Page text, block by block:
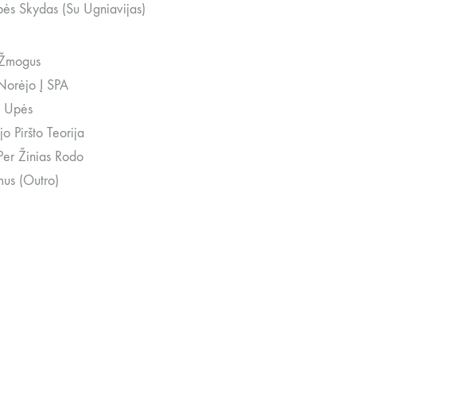
Skydas (Su Ugniavijas)
Į SPA
Upės
Piršto Teorija
Žinias Rodo
(Outro)